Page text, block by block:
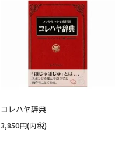
コレハヤ辞典
3,850円(内税)